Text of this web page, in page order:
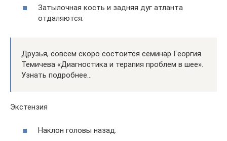
Затылочная кость и задняя дуг атланта
отдаляются.
Друзья, совсем скоро состоится семинар Георгия
Темичева «Диагностика и терапия проблем в шее».
Узнать подробнее…
Экстензия
Наклон головы назад.